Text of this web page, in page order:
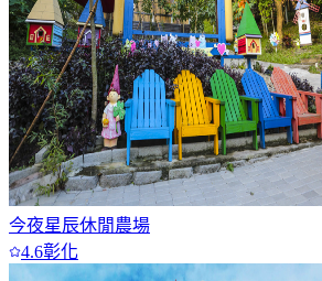
今夜星辰休閒農場
4.6彰化